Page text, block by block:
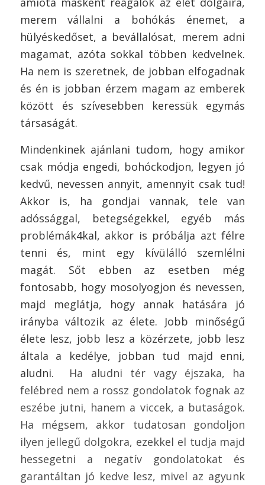
merem vállalni a bohókás énemet, a
hülyéskedőset, a bevállalósat, merem adni
magamat, azóta sokkal többen kedvelnek.
Ha nem is szeretnek, de jobban elfogadnak
és én is jobban érzem magam az emberek
között és szívesebben keressük egymás
társaságát.
Mindenkinek ajánlani tudom, hogy amikor
csak módja engedi, bohóckodjon, legyen jó
kedvű, nevessen annyit, amennyit csak tud!
Akkor is, ha gondjai vannak, tele van
adóssággal, betegségekkel, egyéb más
problémák4kal, akkor is próbálja azt félre
tenni és, mint egy kívülálló szemlélni
magát. Sőt ebben az esetben még
fontosabb, hogy mosolyogjon és nevessen,
majd meglátja, hogy annak hatására jó
irányba változik az élete. Jobb minőségű
élete lesz, jobb lesz a közérzete, jobb lesz
általa a kedélye, jobban tud majd enni,
aludni.
Ha aludni tér vagy éjszaka, ha
felébred nem a rossz gondolatok fognak az
eszébe jutni, hanem a viccek, a butaságok.
Ha mégsem, akkor tudatosan gondoljon
ilyen jellegű dolgokra, ezekkel el tudja majd
hessegetni a negatív gondolatokat és
garantáltan jó kedve lesz, mivel az agyunk